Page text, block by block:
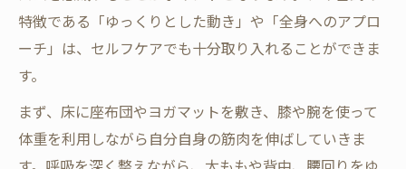
特徴である「ゆっくりとした動き」や「全身へのアプロ
ーチ」は、セルフケアでも十分取り入れることができま
す。
まず、床に座布団やヨガマットを敷き、膝や腕を使って
体重を利用しながら自分自身の筋肉を伸ばしていきま